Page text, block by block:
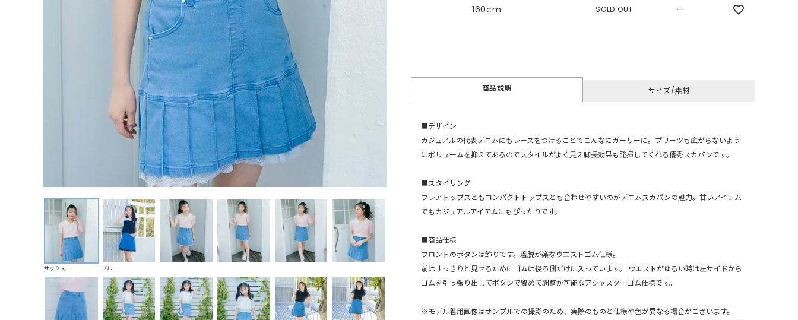
サックス ブルー
160cm SOLD OUT —
商品説明 サイズ/素材
■デザイン
カジュアルの代表デニムにもレースをつけることでこんなにガーリーに。プリーツも広がらないよう
にボリュームを抑えてあるのでスタイルがよく見え脚長効果も発揮してくれる優秀スカパンです。
■スタイリング
フレアトップスともコンパクトトップスとも合わせやすいのがデニムスカパンの魅力。甘いアイテム
でもカジュアルアイテムにもぴったりです。
■商品仕様
フロントのボタンは飾りです。着脱が楽なウエストゴム仕様。
前はすっきりと見せるためにゴムは後ろ側だけに入っています。 ウエストがゆるい時は左サイドから
ゴムを引っ張り出してボタンで留めて調整が可能なアジャスターゴム仕様です。
※モデル着用画像はサンプルでの撮影のため、実際のものと仕様や色が異なる場合がございます。